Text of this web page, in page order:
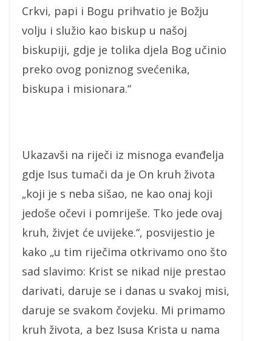
Crkvi, papi i Bogu prihvatio je Božju
volju i služio kao biskup u našoj
biskupiji, gdje je tolika djela Bog učinio
preko ovog poniznog svećenika,
biskupa i misionara.“
Ukazavši na riječi iz misnoga evanđelja
gdje Isus tumači da je On kruh života
„koji je s neba sišao, ne kao onaj koji
jedoše očevi i pomriješe. Tko jede ovaj
kruh, živjet će uvijeke.“, posvijestio je
kako „u tim riječima otkrivamo ono što
sad slavimo: Krist se nikad nije prestao
darivati, daruje se i danas u svakoj misi,
daruje se svakom čovjeku. Mi primamo
kruh života, a bez Isusa Krista u nama